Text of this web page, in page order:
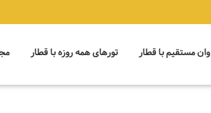
وان مستقیم با قطار تورهای همه روزه با قطار